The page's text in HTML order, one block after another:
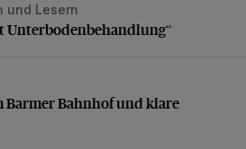
und Lesern
Unterbodenbehandlung“
Bahnhof und klare Ansage
Barmer Bahnhof und klare